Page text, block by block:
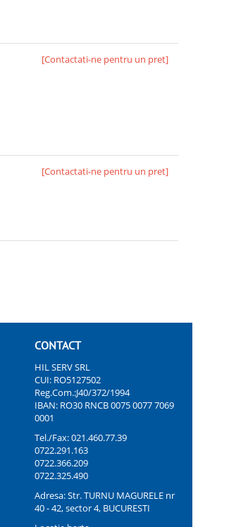
[Contactati-ne pentru un pret]
[Contactati-ne pentru un pret]
CONTACT
HIL SERV SRL
CUI: RO5127502
Reg.Com.:J40/372/1994
IBAN: RO30 RNCB 0075 0077 7069
0001
Tel./Fax:021.460.77.39
0722.291.163
0722.366.209
0722.325.490
Adresa: Str. TURNU MAGURELE nr
40 - 42, sector 4, BUCURESTI